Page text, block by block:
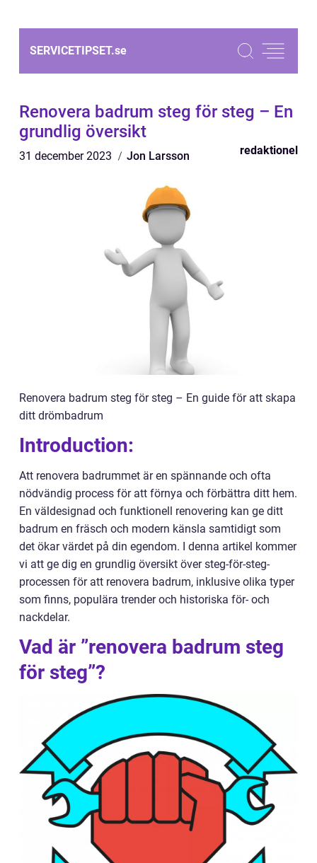
SERVICETIPSET.se
Renovera badrum steg för steg – En
grundlig översikt
31 december 2023 Jon Larsson redaktionel
Renovera badrum steg för steg – En guide för att skapa
ditt drömbadrum
Introduction:
Att renovera badrummet är en spännande och ofta
nödvändig process för att förnya och förbättra ditt hem.
En väldesignad och funktionell renovering kan ge ditt
badrum en fräsch och modern känsla samtidigt som
det ökar värdet på din egendom. I denna artikel kommer
vi att ge dig en grundlig översikt över steg-för-steg-
processen för att renovera badrum, inklusive olika typer
som finns, populära trender och historiska för- och
nackdelar.
Vad är ”renovera badrum steg
för steg”?